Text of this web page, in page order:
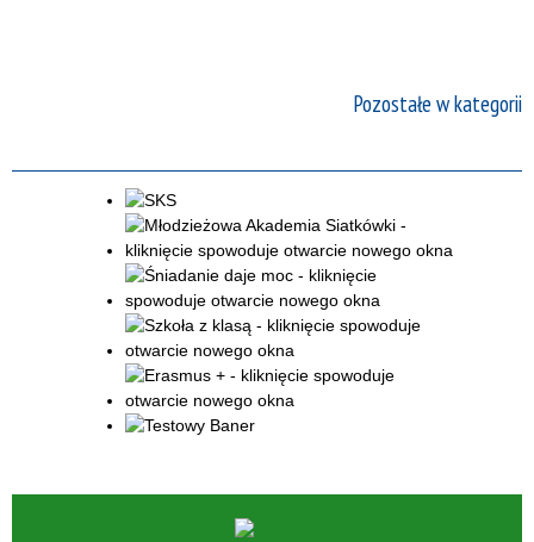
Pozostałe w kategorii